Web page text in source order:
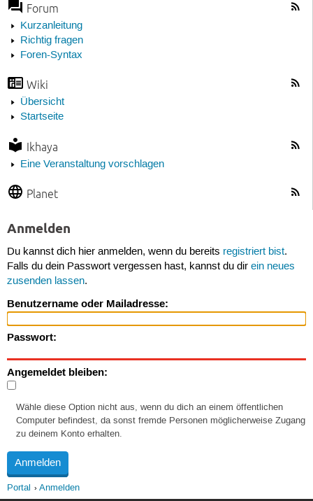
Forum
Kurzanleitung
Richtig fragen
Foren-Syntax
Wiki
Übersicht
Startseite
Ikhaya
Eine Veranstaltung vorschlagen
Planet
Anmelden
Du kannst dich hier anmelden, wenn du bereits registriert bist.
Falls du dein Passwort vergessen hast, kannst du dir ein neues
zusenden lassen.
Benutzername oder Mailadresse:
Passwort:
Angemeldet bleiben:
Wähle diese Option nicht aus, wenn du dich an einem öffentlichen
Computer befindest, da sonst fremde Personen möglicherweise Zugang
zu deinem Konto erhalten.
Portal Anmelden